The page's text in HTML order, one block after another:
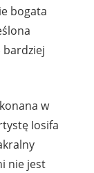
bogata
bardziej
w
Iosifa
nie jest